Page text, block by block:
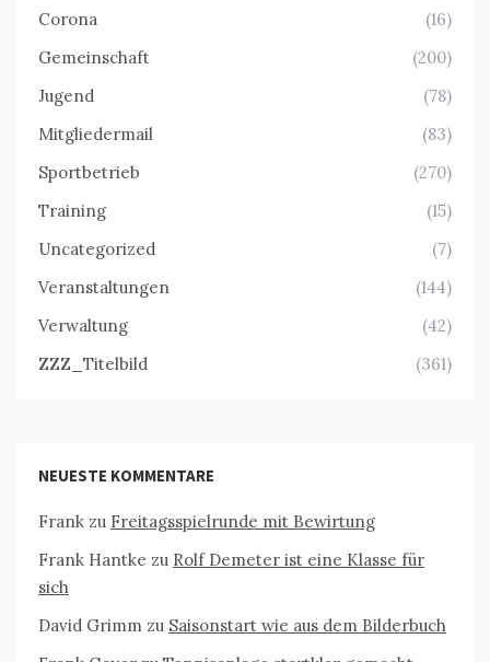
Corona
(16)
Gemeinschaft
(200)
Jugend
(78)
Mitgliedermail
(83)
Sportbetrieb
(270)
Training
(15)
Uncategorized
(7)
Veranstaltungen
(144)
Verwaltung
(42)
ZZZ_Titelbild
(361)
NEUESTE KOMMENTARE
Frank zu Freitagsspielrunde mit Bewirtung
Frank Hantke zu Rolf Demeter ist eine Klasse für
sich
David Grimm zu Saisonstart wie aus dem Bilderbuch